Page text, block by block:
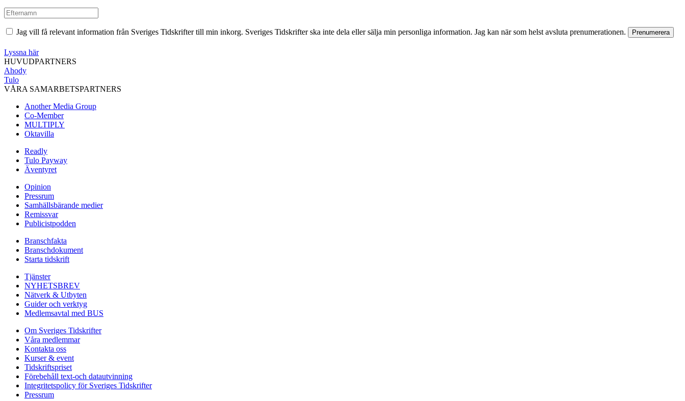
Jag vill få relevant information från Sveriges Tidskrifter till min inkorg. Sveriges Tidskrifter ska inte dela eller sälja min personliga information. Jag kan när som helst avsluta prenumerationen.
Lyssna här
HUVUDPARTNERS
Ahody
Tulo
VÅRA SAMARBETSPARTNERS
Another Media Group
Co-Member
MULTIPLY
Oktavilla
Readly
Tulo Payway
Äventyret
Opinion
Pressrum
Samhällsbärande medier
Remissvar
Publicistpodden
Branschfakta
Branschdokument
Starta tidskrift
Tjänster
NYHETSBREV
Nätverk & Utbyten
Guider och verktyg
Medlemsavtal med BUS
Om Sveriges Tidskrifter
Våra medlemmar
Kontakta oss
Kurser & event
Tidskriftspriset
Förebehåll text-och datautvinning
Integritetspolicy för Sveriges Tidskrifter
Pressrum